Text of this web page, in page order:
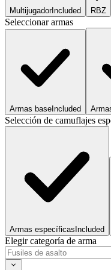
MultijugadorIncluded RBZ
Seleccionar armas
Armas base Included
Selección de camuflajes
Armas específicas Included
Elegir categoría de arma